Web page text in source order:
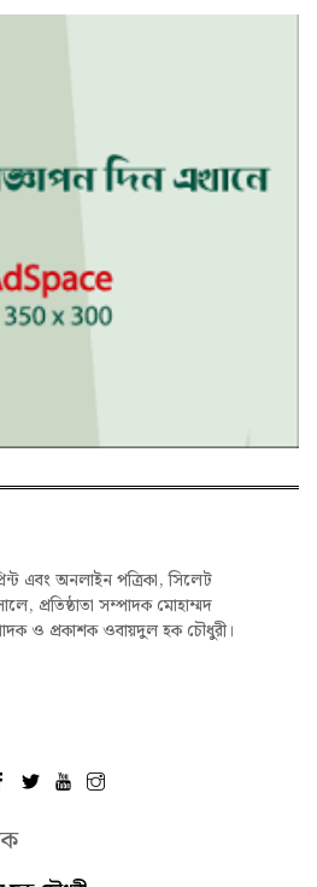
এবং অনলাইন পত্রিকা, সিলেট
প্রতিষ্ঠাতা সম্পাদক মোহাম্মদ
ও প্রকাশক ওবায়দুল হক চৌধুরী।